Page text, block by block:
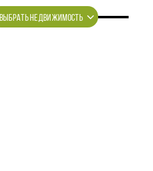
ВЫБРАТЬ НЕДВИЖИМОСТЬ